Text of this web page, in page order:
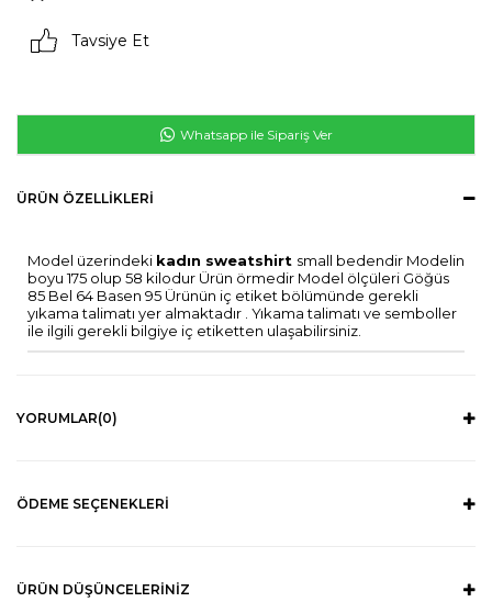
Tavsiye Et
Whatsapp ile Sipariş Ver
ÜRÜN ÖZELLIKLERI
Model üzerindeki kadın sweatshirt small bedendir Modelin
boyu 175 olup 58 kilodur Ürün örmedir Model ölçüleri Göğüs
85 Bel 64 Basen 95 Ürünün iç etiket bölümünde gerekli
yıkama talimatı yer almaktadır . Yıkama talimatı ve semboller
ile ilgili gerekli bilgiye iç etiketten ulaşabilirsiniz.
YORUMLAR(0)
ÖDEME SEÇENEKLERI
ÜRÜN DÜŞÜNCELERINIZ